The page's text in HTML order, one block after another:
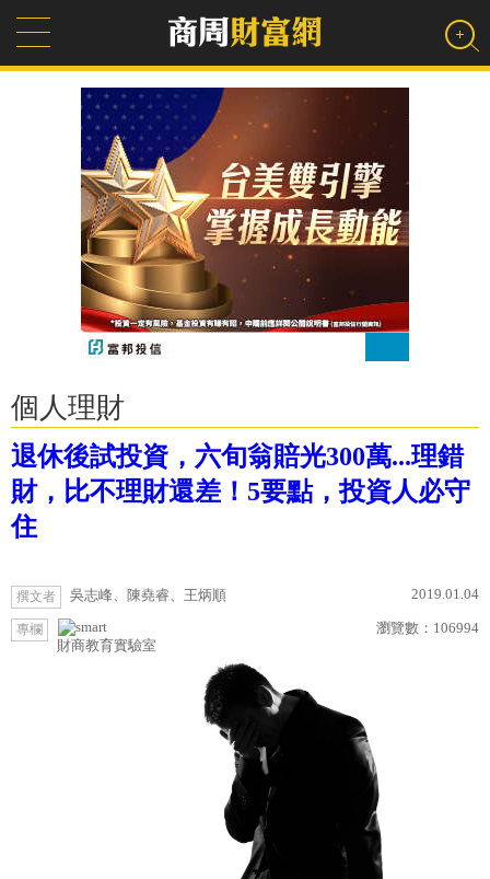
個人理財
退休後試投資，六旬翁賠光300萬...理錯
財，比不理財還差！5要點，投資人必守
住
撰文者 吳志峰、陳堯睿、王炳順 2019.01.04
專欄
財商教育實驗室
瀏覽數： 106994